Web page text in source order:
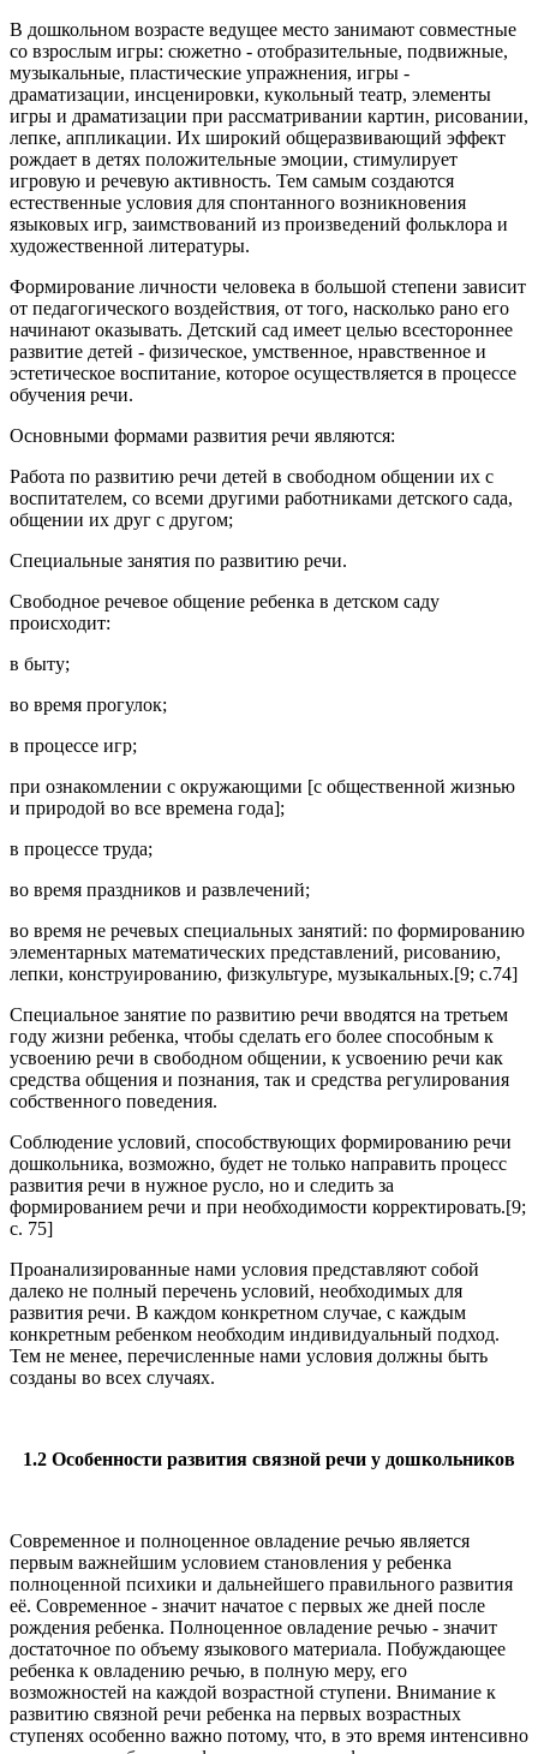
В дошкольном возрасте ведущее место занимают совместные
со взрослым игры: сюжетно - отобразительные, подвижные,
музыкальные, пластические упражнения, игры -
драматизации, инсценировки, кукольный театр, элементы
игры и драматизации при рассматривании картин, рисовании,
лепке, аппликации. Их широкий общеразвивающий эффект
рождает в детях положительные эмоции, стимулирует
игровую и речевую активность. Тем самым создаются
естественные условия для спонтанного возникновения
языковых игр, заимствований из произведений фольклора и
художественной литературы.
Формирование личности человека в большой степени зависит
от педагогического воздействия, от того, насколько рано его
начинают оказывать. Детский сад имеет целью всестороннее
развитие детей - физическое, умственное, нравственное и
эстетическое воспитание, которое осуществляется в процессе
обучения речи.
Основными формами развития речи являются:
Работа по развитию речи детей в свободном общении их с
воспитателем, со всеми другими работниками детского сада,
общении их друг с другом;
Специальные занятия по развитию речи.
Свободное речевое общение ребенка в детском саду
происходит:
в быту;
во время прогулок;
в процессе игр;
при ознакомлении с окружающими [с общественной жизнью
и природой во все времена года];
в процессе труда;
во время праздников и развлечений;
во время не речевых специальных занятий: по формированию
элементарных математических представлений, рисованию,
лепки, конструированию, физкультуре, музыкальных.[9; c.74]
Специальное занятие по развитию речи вводятся на третьем
году жизни ребенка, чтобы сделать его более способным к
усвоению речи в свободном общении, к усвоению речи как
средства общения и познания, так и средства регулирования
собственного поведения.
Соблюдение условий, способствующих формированию речи
дошкольника, возможно, будет не только направить процесс
развития речи в нужное русло, но и следить за
формированием речи и при необходимости корректировать.[9;
c. 75]
Проанализированные нами условия представляют собой
далеко не полный перечень условий, необходимых для
развития речи. В каждом конкретном случае, с каждым
конкретным ребенком необходим индивидуальный подход.
Тем не менее, перечисленные нами условия должны быть
созданы во всех случаях.
1.2 Особенности развития связной речи у дошкольников
Современное и полноценное овладение речью является
первым важнейшим условием становления у ребенка
полноценной психики и дальнейшего правильного развития
её. Современное - значит начатое с первых же дней после
рождения ребенка. Полноценное овладение речью - значит
достаточное по объему языкового материала. Побуждающее
ребенка к овладению речью, в полную меру, его
возможностей на каждой возрастной ступени. Внимание к
развитию связной речи ребенка на первых возрастных
ступенях особенно важно потому, что, в это время интенсивно